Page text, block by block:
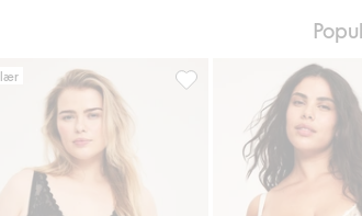
blonder, Legg til i favoriterBrieftruse med blonder,